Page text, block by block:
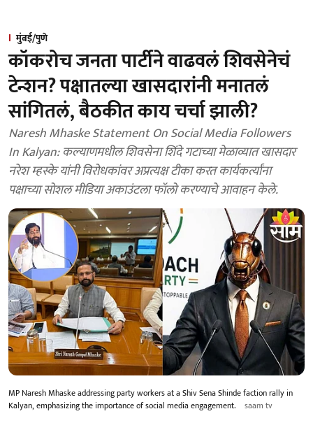
मुंबई/पुणे
कॉकरोच जनता पार्टीने वाढवलं शिवसेनेचं
टेन्शन? पक्षातल्या खासदारांनी मनातलं
सांगितलं, बैठकीत काय चर्चा झाली?
Naresh Mhaske Statement On Social Media Followers
In Kalyan: कल्याणमधील शिवसेना शिंदे गटाच्या मेळाव्यात खासदार
नरेश म्हस्के यांनी विरोधकांवर अप्रत्यक्ष टीका करत कार्यकर्त्यांना
पक्षाच्या सोशल मीडिया अकाउंटला फॉलो करण्याचे आवाहन केले.
MP Naresh Mhaske addressing party workers at a Shiv Sena Shinde faction rally in
Kalyan, emphasizing the importance of social media engagement.
saam tv